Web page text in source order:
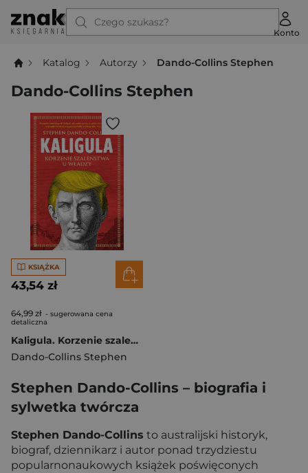
Czego szukasz?
Konto
Katalog Autorzy Dando-Collins Stephen
Dando-Collins Stephen
KSIĄŻKA
43,54 zł
64,99 zł - sugerowana cena
detaliczna
Kaligula. Korzenie szaleństwa u władzy
Dando-Collins Stephen
Stephen Dando-Collins – biografia i
sylwetka twórcza
Stephen Dando-Collins to australijski historyk,
biograf, dziennikarz i autor ponad trzydziestu
popularnonaukowych książek poświęconych